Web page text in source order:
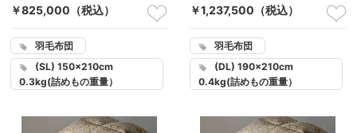
￥825,000 （税込）
羽毛布団
(SL) 150×210cm
0.3kg(詰めもの重量）
￥1,237,500 （税込）
羽毛布団
(DL) 190×210cm
0.4kg(詰めもの重量）